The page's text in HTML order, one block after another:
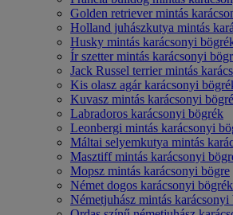
Golden retriever mintás
Holland juhászkutya mintás
Husky mintás karácsonyi
Ír szetter mintás karácsonyi
Jack Russel terrier mintás
Kis olasz agár karácsonyi
Kuvasz mintás karácsonyi
Labradoros karácsonyi bögrék
Leonbergi mintás karácsonyi
Máltai selyemkutya mintás
Masztiff mintás karácsonyi
Mopsz mintás karácsonyi bögre
Német dogos karácsonyi bögrék
Németjuhász mintás karácsonyi